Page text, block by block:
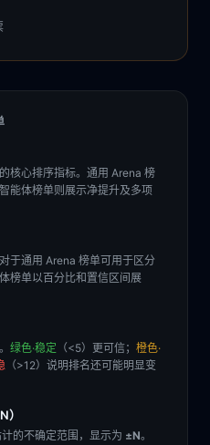
核心排序指标。通用 Arena 榜
能体榜单则展示净提升及多项
于通用 Arena 榜单可用于区分
榜单以百分比和置信区间展
。 绿色·稳定 （<5）更可信； 橙色·
（>12）说明排名还可能明显变
的不确定范围，显示为 ±N。